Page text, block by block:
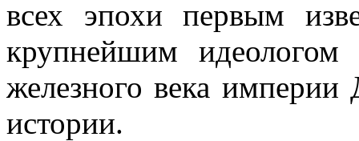
всех эпохи первым
крупнейшим
железного века
истории.